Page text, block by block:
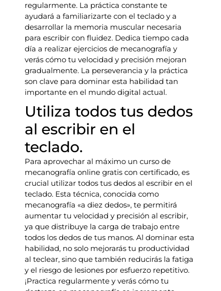
regularmente. La práctica constante te
ayudará a familiarizarte con el teclado y a
desarrollar la memoria muscular necesaria
para escribir con fluidez. Dedica tiempo cada
día a realizar ejercicios de mecanografía y
verás cómo tu velocidad y precisión mejoran
gradualmente. La perseverancia y la práctica
son clave para dominar esta habilidad tan
importante en el mundo digital actual.
Utiliza todos tus dedos
al escribir en el
teclado.
Para aprovechar al máximo un curso de
mecanografía online gratis con certificado, es
crucial utilizar todos tus dedos al escribir en el
teclado. Esta técnica, conocida como
mecanografía «a diez dedos», te permitirá
aumentar tu velocidad y precisión al escribir,
ya que distribuye la carga de trabajo entre
todos los dedos de tus manos. Al dominar esta
habilidad, no solo mejorarás tu productividad
al teclear, sino que también reducirás la fatiga
y el riesgo de lesiones por esfuerzo repetitivo.
¡Practica regularmente y verás cómo tu